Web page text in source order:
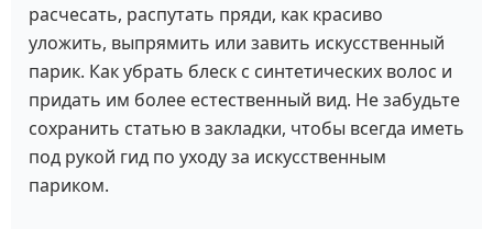
расчесать, распутать пряди, как красиво
уложить, выпрямить или завить искусственный
парик. Как убрать блеск с синтетических волос и
придать им более естественный вид. Не забудьте
сохранить статью в закладки, чтобы всегда иметь
под рукой гид по уходу за искусственным
париком.